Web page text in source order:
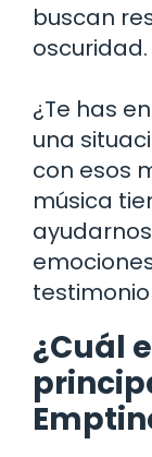
buscan
oscuridad.
¿Te has
una
con esos
música
¿Cuál